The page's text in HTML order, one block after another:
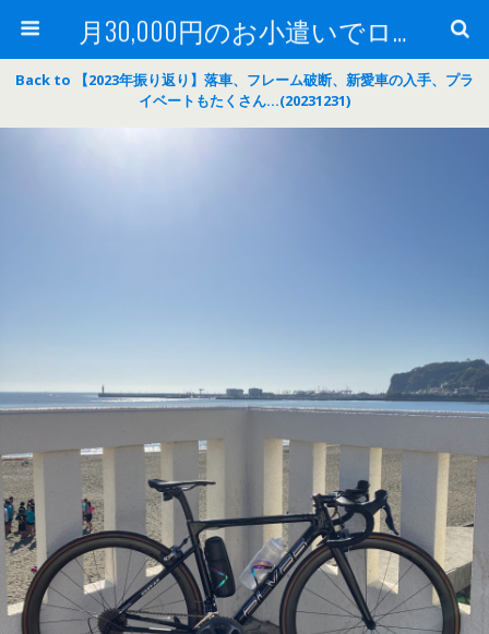
月30,000円のお小遣いでロードバイク
Back to 【2023年振り返り】落車、フレーム破断、新愛車の入手、プラ
イベートもたくさん…(20231231)